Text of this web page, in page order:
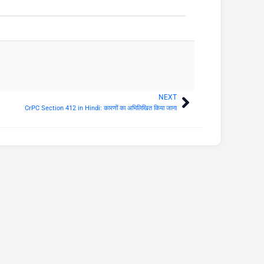
NEXT
CrPC Section 412 in Hindi: कारणों का अभिलिखित किया जानाNext